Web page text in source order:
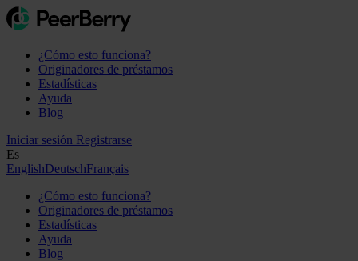
¿Cómo esto funciona?
Originadores de préstamos
Estadísticas
Ayuda
Blog
Iniciar sesión Registrarse
Es
EnglishDeutschFrançais
¿Cómo esto funciona?
Originadores de préstamos
Estadísticas
Ayuda
Blog